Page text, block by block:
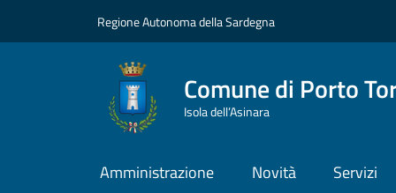
Regione Autonoma della Sardegna
Comune di Porto
Isola dell’Asinara
Amministrazione Novità Servizi